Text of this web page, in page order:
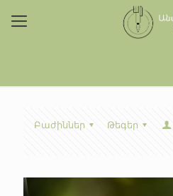
Բաժիններ Թեգեր